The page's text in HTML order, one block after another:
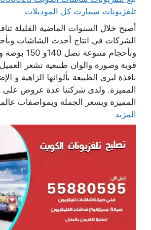
تلفزيونات سمارت كل الموديلات
أصبح خلال السنوات الماضية القليلة
الشركات في انتاج أحدث الشاشات
وبأحجام
قوية وصورة والوان طبيعية تشعر
نافذة ليرى الطبيعة بألوانها الزاهية و
المميزة. ولدى شركتنا عدة عروض
المميزة وبسعر الجملة وبمواصفات
المزيد